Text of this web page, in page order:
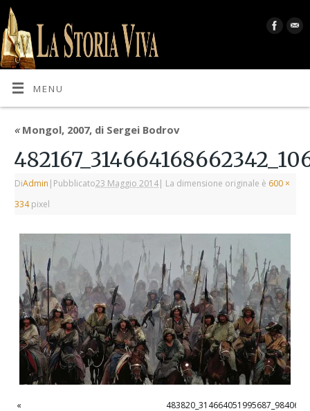
MENU
«Mongol, 2007, di Sergei Bodrov
DiAdmin | Pubblicato23 Maggio 2014| La dimensione originale è 600 ×
334pixel
«